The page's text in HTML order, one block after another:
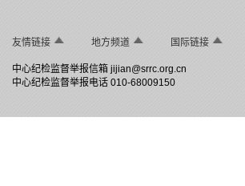
友情链接 地方频道 国际链接
中心纪检监督举报信箱 jijian@srrc.org.cn
中心纪检监督举报电话 010-68009150